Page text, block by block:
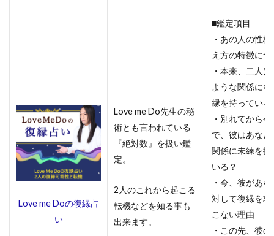
ト一
Clover
チャッ
ト占い
4.3
ウラ
4.4
Love me Doの復縁占
い
Love me Do先生の秘
術とも言われている
『絶対数』を扱い鑑
定。
2人のこれから起こる
転機などを知る事も
出来ます。
■鑑定項目
・あの人の性
え方の特徴につ
・本来、二人
ような関係にな
縁を持っている
・別れてから今
で、彼はあなた
関係に未練を抱
いる？
・今、彼があ
対して復縁を求
こない理由
・この先、彼